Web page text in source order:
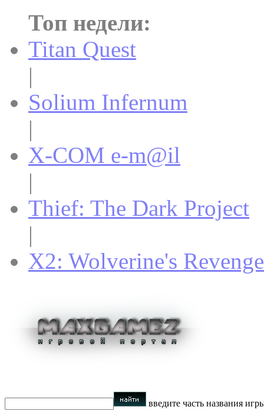
Топ недели:
Titan Quest
|
Solium Infernum
|
X-COM e-m@il
|
Thief: The Dark Project
|
X2: Wolverine's Revenge
введите часть названия